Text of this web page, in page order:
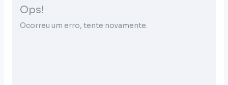
Ops!
Ocorreu um erro, tente novamente.